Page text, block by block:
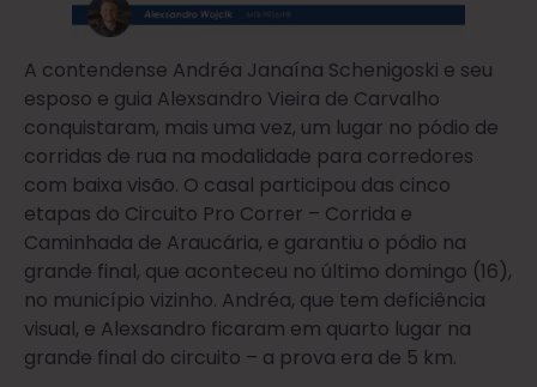
A contendense Andréa Janaína Schenigoski e seu
esposo e guia Alexsandro Vieira de Carvalho
conquistaram, mais uma vez, um lugar no pódio de
corridas de rua na modalidade para corredores
com baixa visão. O casal participou das cinco
etapas do Circuito Pro Correr – Corrida e
Caminhada de Araucária, e garantiu o pódio na
grande final, que aconteceu no último domingo (16),
no município vizinho. Andréa, que tem deficiência
visual, e Alexsandro ficaram em quarto lugar na
grande final do circuito – a prova era de 5 km.